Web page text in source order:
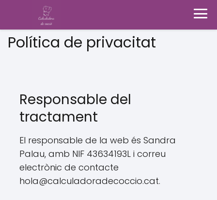
Política de privacitat
Responsable del
tractament
El responsable de la web és Sandra
Palau, amb NIF 43634193L i correu
electrònic de contacte
hola@calculadoradecoccio.cat.